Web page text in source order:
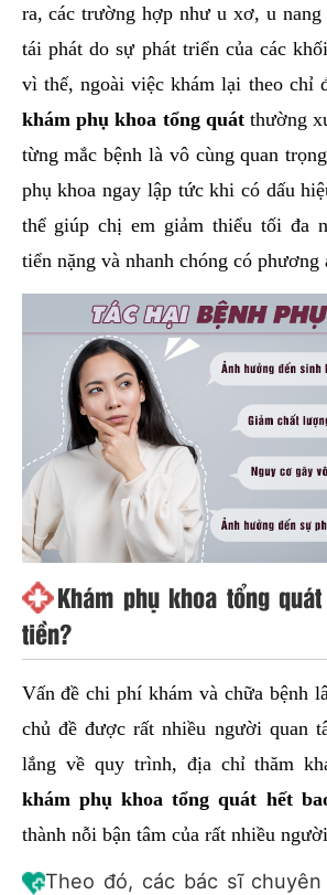
ra, các trường hợp như u xơ, u nang
tái phát do sự phát triển của các
vì thế, ngoài việc khám lại theo chỉ
khám phụ khoa tổng quátthường
từng mắc bệnh là vô cùng quan
phụ khoa ngay lập tức khi có dấu
thể giúp chị em giảm thiểu tối đa
tiển nặng và nhanh chóng có phương
Khám phụ khoa tổng
tiền?
Vấn đề chi phí khám và chữa bệnh
chủ đề được rất nhiều người quan
lắng về quy trình, địa chỉ thăm
khám phụ khoa tổng quát hết
thành nỗi bận tâm của rất nhiều
Theo đó, các bác sĩ